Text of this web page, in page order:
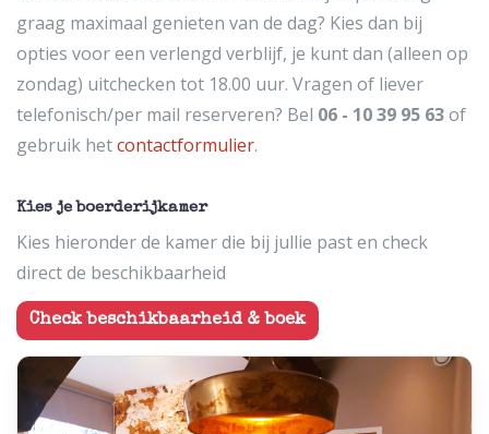
graag maximaal genieten van de dag? Kies dan bij
opties voor een verlengd verblijf, je kunt dan (alleen op
zondag) uitchecken tot 18.00 uur. Vragen of liever
telefonisch/per mail reserveren? Bel 06 - 10 39 95 63of
gebruik hetcontactformulier.
Kies je boerderijkamer
Kies hieronder de kamer die bij jullie past en check
direct de beschikbaarheid
Check beschikbaarheid & boek